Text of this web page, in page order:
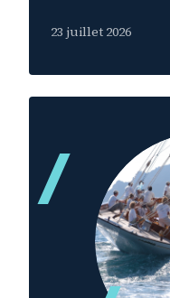
23 juillet 2026